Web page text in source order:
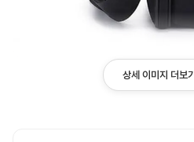
상세 이미지 더보기